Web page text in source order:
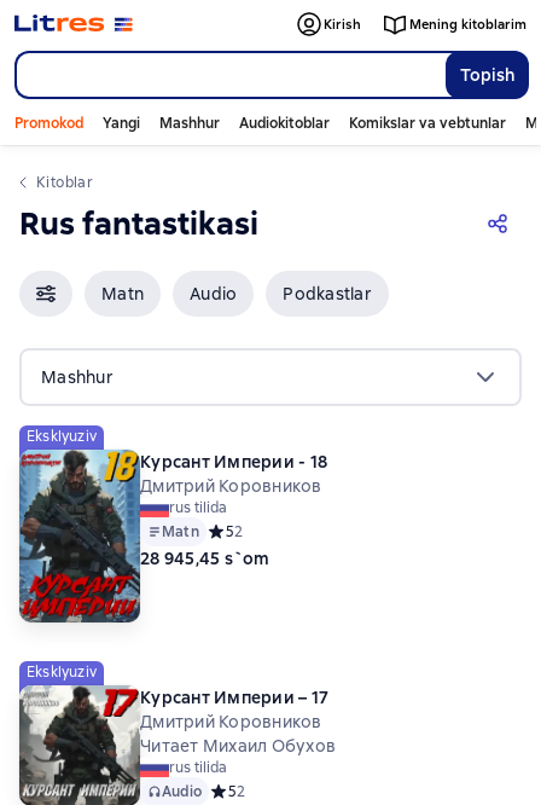
Topish
Kirish Mening kitoblarim
Promokod Yangi Mashhur Audiokitoblar Komikslar va vebtunlar
Kitoblar
Rus fantastikasi
Matn Audio Podkastlar
Mashhur
Eksklyuziv
Курсант Империи - 18
Дмитрий Коровников
rus tilida
Matn Средний рейтинг 5 на основе 2 оценок
52
28 945,45 s`om
Eksklyuziv
Курсант Империи – 17
Дмитрий Коровников
Читает Михаил Обухов
rus tilida
Audio Средний рейтинг 5 на основе 2 оценок
52